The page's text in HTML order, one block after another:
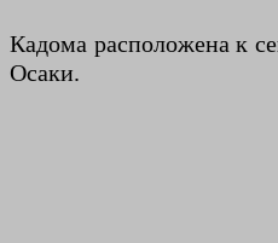
Кадома расположена к
Осаки.